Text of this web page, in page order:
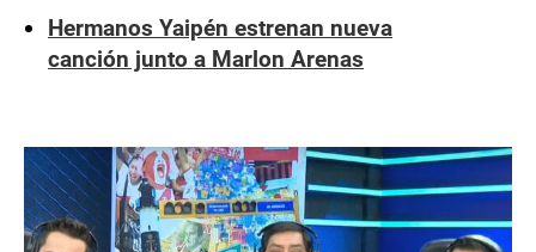
Hermanos Yaipén estrenan nueva
canción junto a Marlon Arenas